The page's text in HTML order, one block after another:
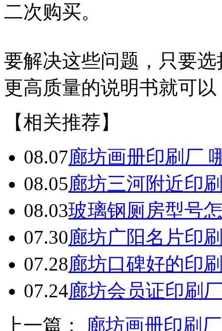
二次购买。
要解决这些问题，只要
更高质量的说明书就可
【相关推荐】
08.07廊坊画册印刷厂
08.05廊坊三河附近印
08.03玻璃钢厕房型号
07.30廊坊广阳名片印
07.28廊坊口碑好的印
07.24廊坊会员证印刷
上一篇： 廊坊画册印刷